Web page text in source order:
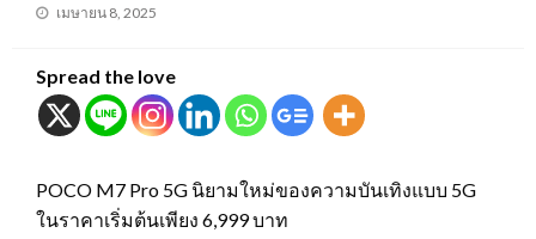
Posted
เมษายน 8, 2025
Spread the love
POCO M7 Pro 5G นิยามใหม่ของความบันเทิงแบบ 5G
ในราคาเริ่มต้นเพียง 6,999 บาท